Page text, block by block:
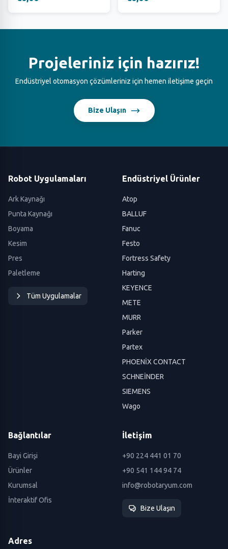
Projeleriniz için hazırız!
Endüstriyel otomasyon çözümleriniz için hemen iletişime geçin
Bize Ulaşın
Robot Uygulamaları
Ark Kaynağı
Punta Kaynağı
Boyama
Kesim
Pres
Paletleme
Tüm Uygulamalar
Endüstriyel Ürünler
Atop
BALLUF
Fanuc
Festo
Fortress Safety
Harting
KEYENCE
METE
MURR
Parker
Partex
PHOENİX CONTACT
SCHNEİNDER
SIEMENS
Wago
Bağlantılar
Bayi Girişi
Ürünler
Kurumsal
İnteraktif Ofis
İletişim
+90 224 441 01 70
+90 541 144 94 74
info@robotaryum.com
Bize Ulaşın
Adres